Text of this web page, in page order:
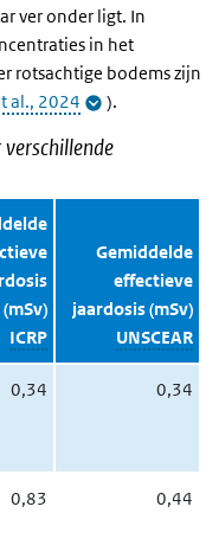
ver onder ligt. In
in het
rotsachtige bodems zijn
al., 2024 ).
(mSv)
ICRP
Gemiddelde
effectieve
jaardosis (mSv)
UNSCEAR
0,34 0,34
0,83 0,44